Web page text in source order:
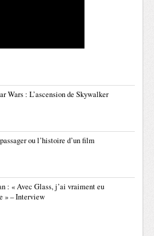
Wars : L’ascension de Skywalker
ou l’histoire d’un film
: « Avec Glass, j’ai vraiment eu
» – Interview